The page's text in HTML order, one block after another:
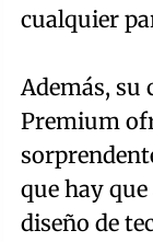
cualquier
Además, su
Premium
que hay
diseño de